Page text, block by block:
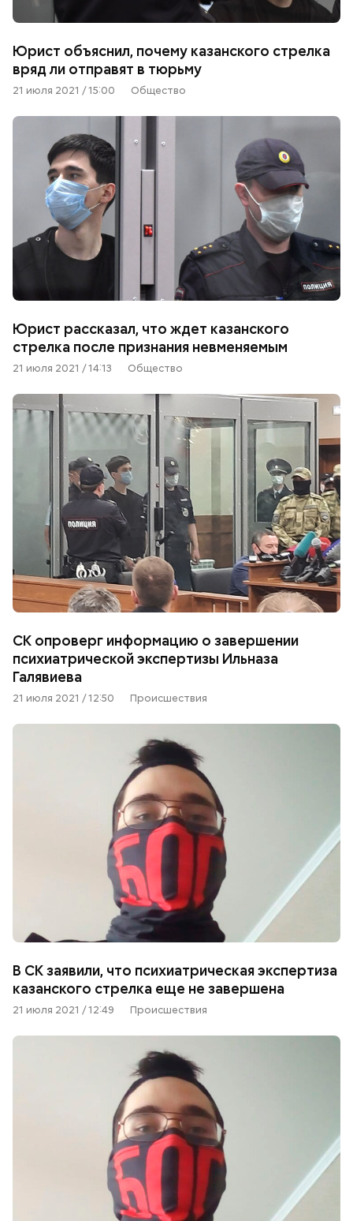
Юрист объяснил, почему казанского стрелка
вряд ли отправят в тюрьму
21 июля 2021 / 15:00 Общество
Юрист рассказал, что ждет казанского
стрелка после признания невменяемым
21 июля 2021 / 14:13 Общество
СК опроверг информацию о завершении
психиатрической экспертизы Ильназа
Галявиева
21 июля 2021 / 12:50 Происшествия
В СК заявили, что психиатрическая экспертиза
казанского стрелка еще не завершена
21 июля 2021 / 12:49 Происшествия